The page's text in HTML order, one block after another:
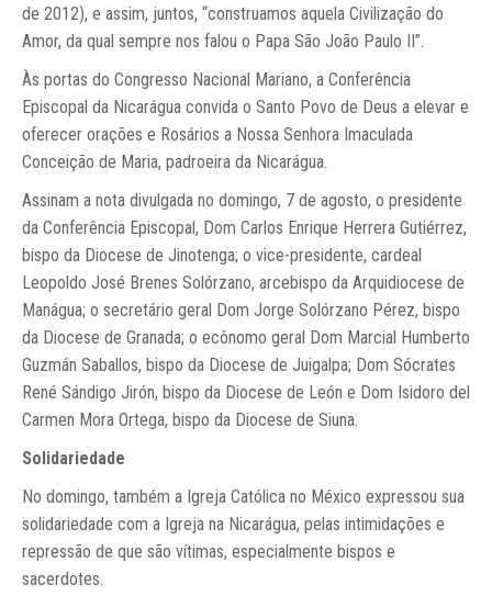
de 2012), e assim, juntos, “construamos aquela Civilização do
Amor, da qual sempre nos falou o Papa São João Paulo II”.
Às portas do Congresso Nacional Mariano, a Conferência
Episcopal da Nicarágua convida o Santo Povo de Deus a elevar e
oferecer orações e Rosários a Nossa Senhora Imaculada
Conceição de Maria, padroeira da Nicarágua.
Assinam a nota divulgada no domingo, 7 de agosto, o presidente
da Conferência Episcopal, Dom Carlos Enrique Herrera Gutiérrez,
bispo da Diocese de Jinotenga; o vice-presidente, cardeal
Leopoldo José Brenes Solórzano, arcebispo da Arquidiocese de
Manágua; o secretário geral Dom Jorge Solórzano Pérez, bispo
da Diocese de Granada; o ecônomo geral Dom Marcial Humberto
Guzmán Saballos, bispo da Diocese de Juigalpa; Dom Sócrates
René Sándigo Jirón, bispo da Diocese de León e Dom Isidoro del
Carmen Mora Ortega, bispo da Diocese de Siuna.
Solidariedade
No domingo, também a Igreja Católica no México expressou sua
solidariedade com a Igreja na Nicarágua, pelas intimidações e
repressão de que são vítimas, especialmente bispos e
sacerdotes.